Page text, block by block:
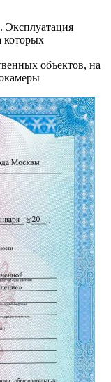
Эксплуатация
которых
объектов, на